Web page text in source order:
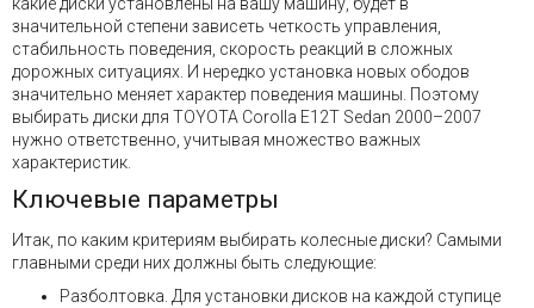
какие диски установлены на вашу машину, будет в
значительной степени зависеть четкость управления,
стабильность поведения, скорость реакций в сложных
дорожных ситуациях. И нередко установка новых ободов
значительно меняет характер поведения машины. Поэтому
выбирать диски для TOYOTA Corolla E12T Sedan 2000–2007
нужно ответственно, учитывая множество важных
характеристик.
Ключевые параметры
Итак, по каким критериям выбирать колесные диски? Самыми
главными среди них должны быть следующие:
Разболтовка. Для установки дисков на каждой ступице